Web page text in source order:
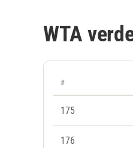
WTA
#
175
176